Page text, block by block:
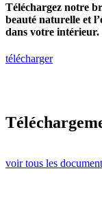
Téléchargez notre
beauté naturelle et
dans votre intérieur.
télécharger
voir tous les